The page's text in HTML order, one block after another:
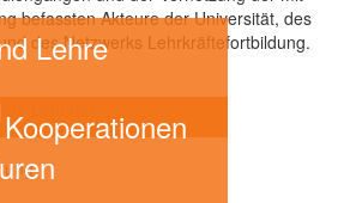
26.04.2026 unter diesem
Link
Informationsveranstaltung
unter diesem Link
22.04.2026, 16:30 –
und Bildungswissenschaften.
Die Themen orientieren sich an
Lehrer:innenbildung relevanten
Anforderungen.
Mehr Informationen
die Zusammenarbeit von
Bildungseinrichtungen
und lokalen Partnern.
Mehr Informationen
befassten Akteure der Universität, des
des Netzwerks Lehrkräftefortbildung.
Lehre